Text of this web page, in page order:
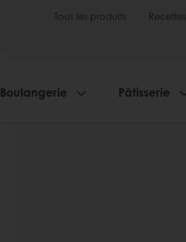
Tous les produits Recettes
Boulangerie Pâtisserie